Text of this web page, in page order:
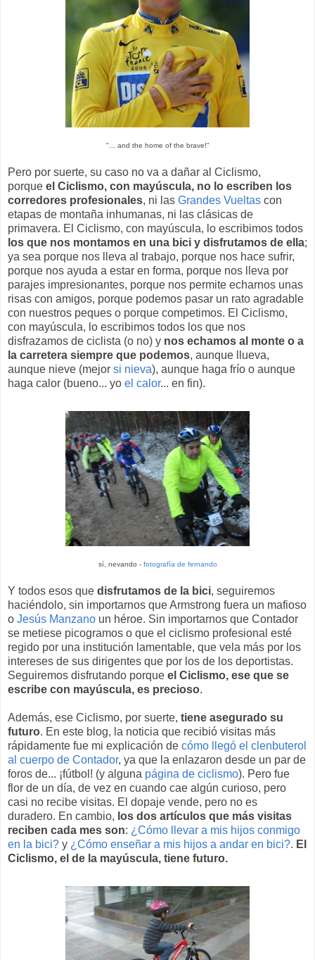
"... and the home of the brave!"
Pero por suerte, su caso no va a dañar al Ciclismo,
porque el Ciclismo, con mayúscula, no lo escriben los
corredores profesionales, ni las Grandes Vueltas con
etapas de montaña inhumanas, ni las clásicas de
primavera. El Ciclismo, con mayúscula, lo escribimos todos
los que nos montamos en una bici y disfrutamos de ella;
ya sea porque nos lleva al trabajo, porque nos hace sufrir,
porque nos ayuda a estar en forma, porque nos lleva por
parajes impresionantes, porque nos permite echarnos unas
risas con amigos, porque podemos pasar un rato agradable
con nuestros peques o porque competimos. El Ciclismo,
con mayúscula, lo escribimos todos los que nos
disfrazamos de ciclista (o no) y nos echamos al monte o a
la carretera siempre que podemos, aunque llueva,
aunque nieve (mejor si nieva), aunque haga frío o aunque
haga calor (bueno... yo el calor... en fin).
sí, nevando - fotografía de fernando
Y todos esos que disfrutamos de la bici, seguiremos
haciéndolo, sin importarnos que Armstrong fuera un mafioso
o Jesús Manzano un héroe. Sin importarnos que Contador
se metiese picogramos o que el ciclismo profesional esté
regido por una institución lamentable, que vela más por los
intereses de sus dirigentes que por los de los deportistas.
Seguiremos disfrutando porque el Ciclismo, ese que se
escribe con mayúscula, es precioso.
Además, ese Ciclismo, por suerte, tiene asegurado su
futuro. En este blog, la noticia que recibió visitas más
rápidamente fue mi explicación de cómo llegó el clenbuterol
al cuerpo de Contador, ya que la enlazaron desde un par de
foros de... ¡fútbol! (y alguna página de ciclismo). Pero fue
flor de un día, de vez en cuando cae algún curioso, pero
casi no recibe visitas. El dopaje vende, pero no es
duradero. En cambio, los dos artículos que más visitas
reciben cada mes son: ¿Cómo llevar a mis hijos conmigo
en la bici? y ¿Cómo enseñar a mis hijos a andar en bici?. El
Ciclismo, el de la mayúscula, tiene futuro.